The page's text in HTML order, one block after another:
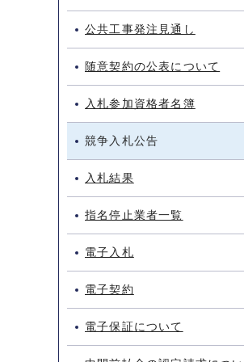
公共工事発注見通し
随意契約の公表について
入札参加資格者名簿
競争入札公告
入札結果
指名停止業者一覧
電子入札
電子契約
電子保証について